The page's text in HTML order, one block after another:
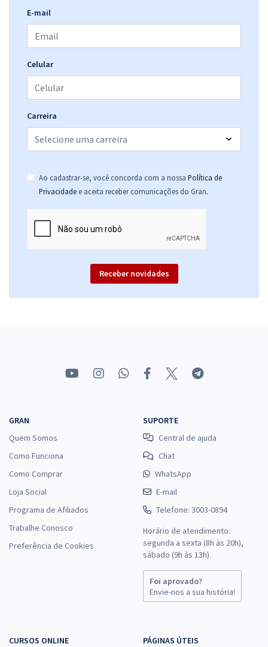
E-mail
Celular
Carreira
Ao cadastrar-se, você concorda com a nossa Política de
Privacidade e aceita receber comunicações do Gran.
Receber novidades
GRAN
Quem Somos
Como Funciona
Como Comprar
Loja Social
Programa de Afiliados
Trabalhe Conosco
Preferência de Cookies
SUPORTE
Central de ajuda
Chat
WhatsApp
E-mail
Telefone: 3003-0894
Horário de atendimento:
segunda a sexta (8h às 20h),
sábado (9h às 13h).
Foi aprovado?
Envie-nos a sua história!
CURSOS ONLINE PÁGINAS ÚTEIS